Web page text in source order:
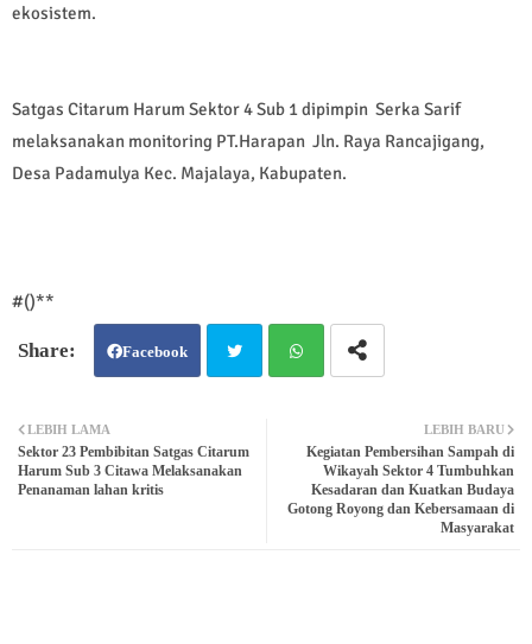
ekosistem.
Satgas Citarum Harum Sektor 4 Sub 1 dipimpin Serka Sarif
melaksanakan monitoring PT.Harapan Jln. Raya Rancajigang,
Desa Padamulya Kec. Majalaya, Kabupaten.
#()**
Facebook
ter atsa
pp
LEBIH BARU
Kegiatan Pembersihan Sampah di
Wikayah Sektor 4 Tumbuhkan
Kesadaran dan Kuatkan Budaya
Gotong Royong dan Kebersamaan di
Masyarakat
LEBIH LAMA
Sektor 23 Pembibitan Satgas Citarum
Harum Sub 3 Citawa Melaksanakan
Penanaman lahan kritis